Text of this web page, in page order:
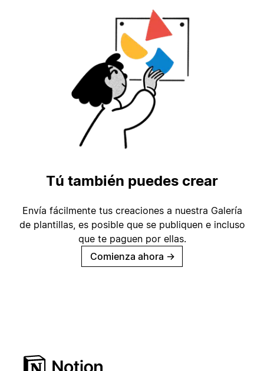
Tú también puedes crear
Envía fácilmente tus creaciones a nuestra Galería
de plantillas, es posible que se publiquen e incluso
que te paguen por ellas.
Comienza ahora →